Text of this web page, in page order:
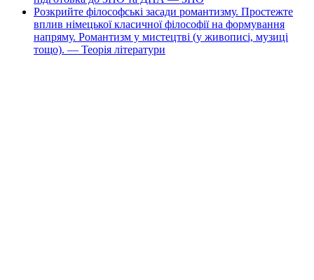
Розкрийте філософські засади романтизму. Простежте
вплив німецької класичної філософії на формування
напряму. Романтизм у мистецтві (у живописі, музиці
тощо). — Теорія літератури